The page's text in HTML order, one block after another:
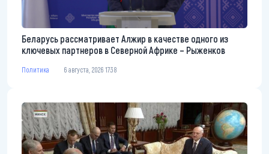
Беларусь рассматривает Алжир в качестве одного из
ключевых партнеров в Северной Африке – Рыженков
Политика 6 августа, 2026 17:38